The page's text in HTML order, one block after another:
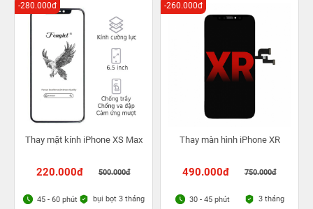
Thay mặt kính iPhone XS Max
220.000đ 500.000đ
-280.000đ
45 - 60 phút bụi bọt 3 tháng
Thay màn hình iPhone XR
490.000đ 750.000đ
-260.000đ
30 - 45 phút 3 tháng